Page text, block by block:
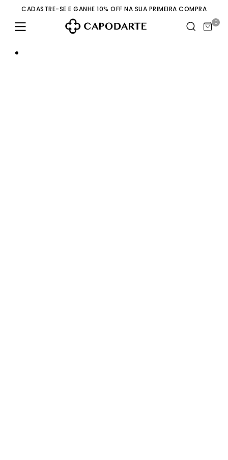
CADASTRE-SE E GANHE 10% OFF NA SUA PRIMEIRA COMPRA
0